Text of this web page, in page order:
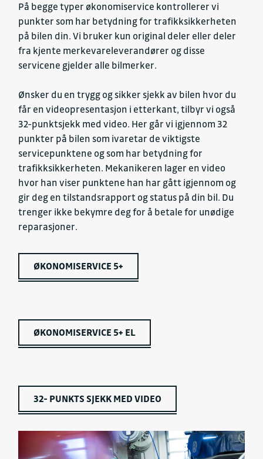
På begge typer økonomiservice kontrollerer vi
punkter som har betydning for trafikksikkerheten
på bilen din. Vi bruker kun original deler eller deler
fra kjente merkevareleverandører og disse
servicene gjelder alle bilmerker.
Ønsker du en trygg og sikker sjekk av bilen hvor du
får en videopresentasjon i etterkant, tilbyr vi også
32-punktsjekk med video. Her går vi igjennom 32
punkter på bilen som ivaretar de viktigste
servicepunktene og som har betydning for
trafikksikkerheten. Mekanikeren lager en video
hvor han viser punktene han har gått igjennom og
gir deg en tilstandsrapport og status på din bil. Du
trenger ikke bekymre deg for å betale for unødige
reparasjoner.
ØKONOMISERVICE 5+
ØKONOMISERVICE 5+ EL
32- PUNKTS SJEKK MED VIDEO